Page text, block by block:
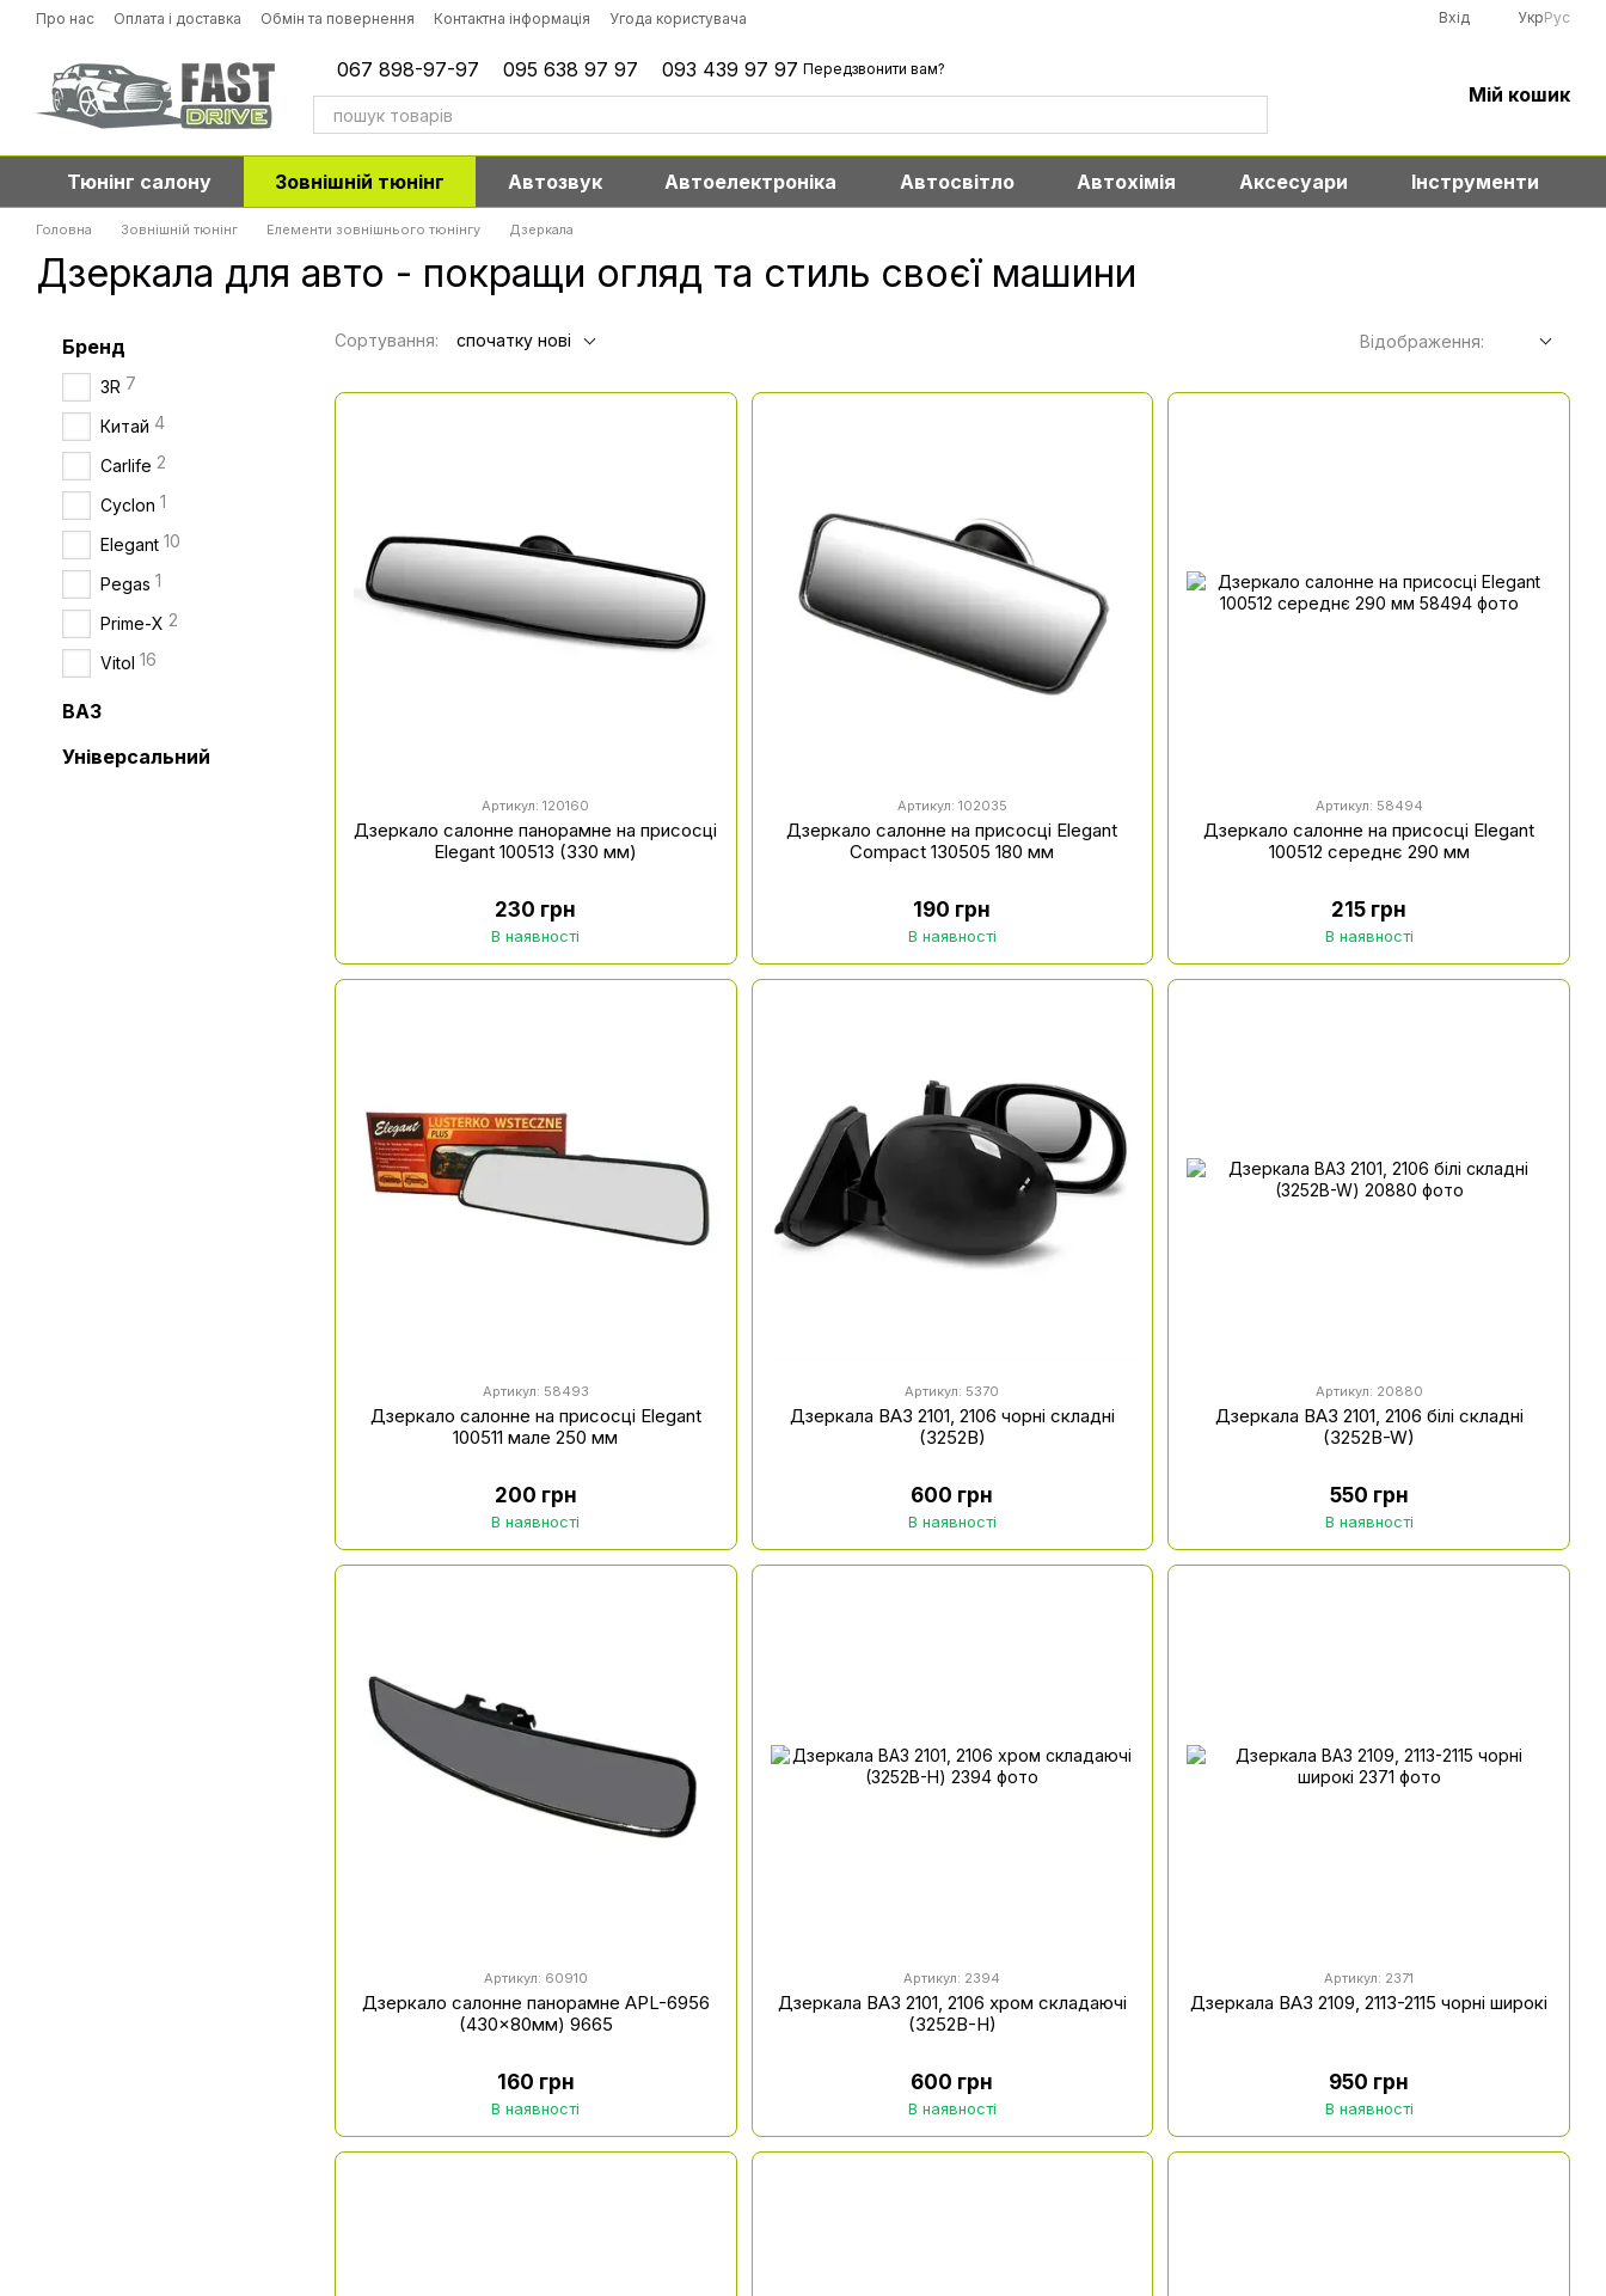
Перейти до основного контенту
Про нас Оплата і доставка Обмін та повернення Контактна інформація Угода користувача Вхід УкрРус
067 898-97-97 095 638 97 97 093 439 97 97 Передзвонити вам?
Мій кошик
Тюнінг салону Зовнішній тюнінг Автозвук Автоелектроніка Автосвітло Автохімія Аксесуари Інструменти
Головна Зовнішній тюнінг Елементи зовнішнього тюнінгу Дзеркала
Дзеркала для авто - покращи огляд та стиль своєї машини
Сортування: спочатку нові Відображення:
Артикул: 120160
Дзеркало салонне панорамне на присосці
Elegant 100513 (330 мм)
230 грн
В наявності
Артикул: 102035
Дзеркало салонне на присосці Elegant
Compact 130505 180 мм
190 грн
В наявності
Артикул: 58494
Дзеркало салонне на присосці Elegant
100512 середнє 290 мм
215 грн
В наявності
Артикул: 58493
Дзеркало салонне на присосці Elegant
100511 мале 250 мм
200 грн
В наявності
Артикул: 5370
Дзеркала ВАЗ 2101, 2106 чорні складні
(3252B)
600 грн
В наявності
Артикул: 20880
Дзеркала ВАЗ 2101, 2106 білі складні
(3252B-W)
550 грн
В наявності
Артикул: 60910
Дзеркало салонне панорамне APL-6956
(430x80мм) 9665
160 грн
В наявності
Артикул: 2394
Дзеркала ВАЗ 2101, 2106 хром складаючі
(3252B-H)
600 грн
В наявності
Артикул: 2371
Дзеркала ВАЗ 2109, 2113-2115 чорні широкі
950 грн
В наявності
Бренд
3R 7
Китай 4
Carlife 2
Cyclon 1
Elegant 10
Pegas 1
Prime-X 2
Vitol 16
ВАЗ
Універсальний